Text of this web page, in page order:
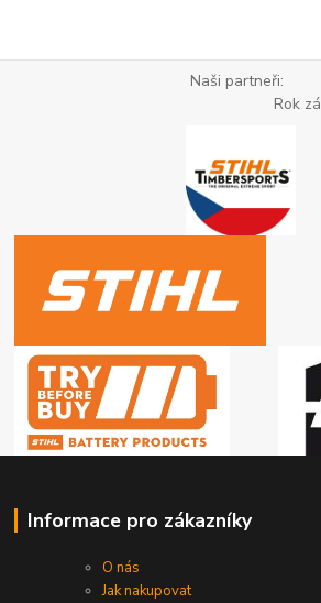
Naši
Rok záruky
Informace pro zákazníky
O nás
Jak nakupovat